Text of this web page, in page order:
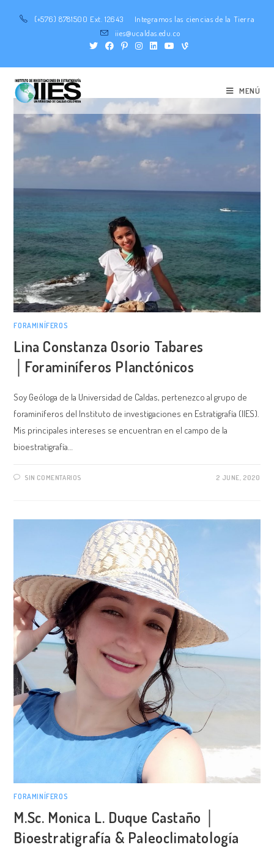
(+576) 8781500 Ext. 12643
Integramos las ciencias de la Tierra
iies@ucaldas.edu.co
MENÚ
FORAMINÍFEROS
Lina Constanza Osorio Tabares
│Foraminíferos Planctónicos
Soy Geóloga de la Universidad de Caldas, pertenezco al grupo de
foraminíferos del Instituto de investigaciones en Estratigrafía (IIES).
Mis principales intereses se encuentran en el campo de la
bioestratigrafía…
SIN COMENTARIOS 2 JUNE, 2020
FORAMINÍFEROS
M.Sc. Monica L. Duque Castaño │
Bioestratigrafía & Paleoclimatología